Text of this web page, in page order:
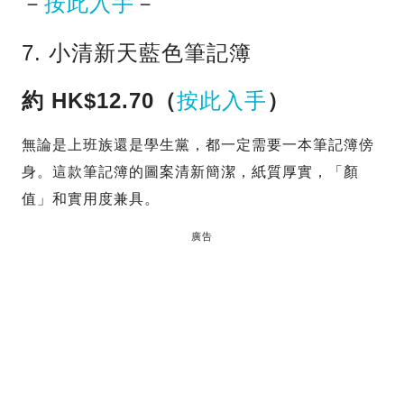
7. 小清新天藍色筆記簿
約 HK$12.70（按此入手）
無論是上班族還是學生黨，都一定需要一本筆記簿傍
身。這款筆記簿的圖案清新簡潔，紙質厚實，「顏
值」和實用度兼具。
廣告